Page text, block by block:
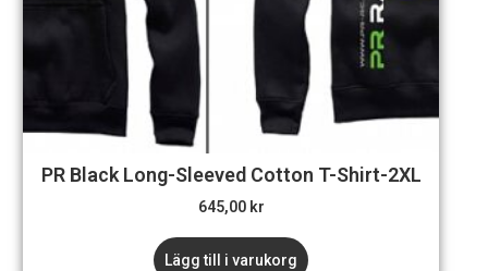
PR Black Long-Sleeved Cotton T-Shirt-2XL
645,00 kr
Lägg till i varukorg